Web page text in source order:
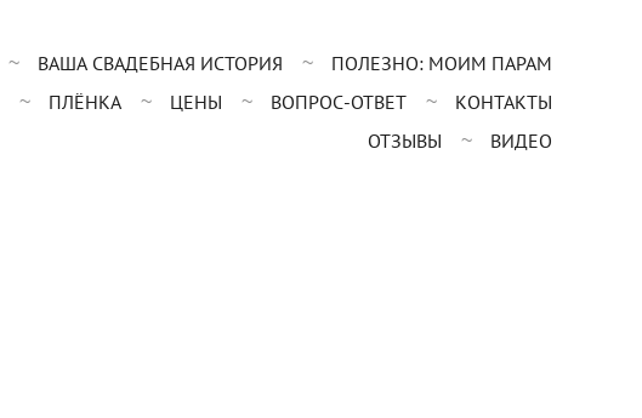
ВАША СВАДЕБНАЯ ИСТОРИЯ
ПОЛЕЗНО: МОИМ ПАРАМ
ПЛЁНКА ЦЕНЫ ВОПРОС-ОТВЕТ
КОНТАКТЫ
ОТЗЫВЫ
ВИДЕО